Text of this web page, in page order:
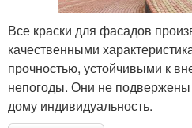
Все краски для фасадов
качественными
прочностью, устойчивыми к
непогоды. Они не
дому индивидуальность.